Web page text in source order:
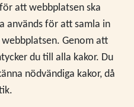
att webbplatsen ska
används för att samla in
Genom att
du till alla kakor. Du
nödvändiga kakor, då